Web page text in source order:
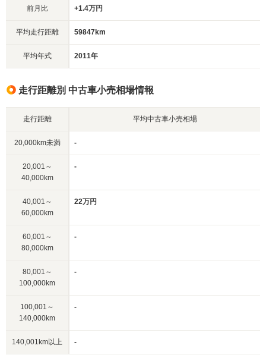
前月比 +1.4万円
平均走行距離 59847km
平均年式 2011年
走行距離別 中古車小売相場情報
走行距離 平均中古車小売相場
20,000km未満 -
20,001～
40,000km
-
40,001～
60,000km
22万円
60,001～
80,000km
-
80,001～
100,000km
-
100,001～
140,000km
-
140,001km以上 -